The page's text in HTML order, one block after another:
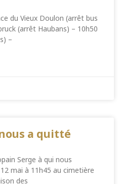
du Vieux Doulon (arrêt bus
(arrêt Haubans) – 10h50
–
a quitté
Serge à qui nous
mai à 11h45 au cimetière
des